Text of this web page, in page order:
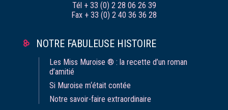
Tél + 33 (0) 2 28 06 26 39
Fax + 33 (0) 2 40 36 36 28
NOTRE FABULEUSE HISTOIRE
Les Miss Muroise ® : la recette d’un roman
d’amitié
Si Muroise m‘était contée
Notre savoir-faire extraordinaire